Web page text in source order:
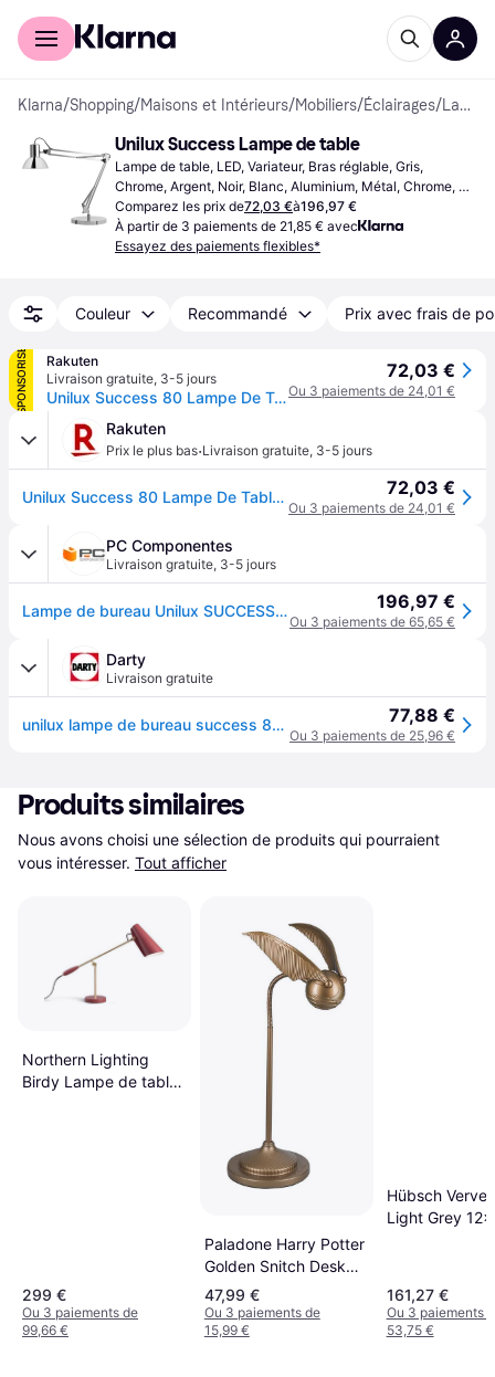
Acheter avec Klarna
Klarna/Shopping/Maisons et Intérieurs/Mobiliers/Éclairages/ Lampes de table
Unilux Success Lampe de table
Lampe de table, LED, Variateur, Bras réglable, Gris,
Chrome, Argent, Noir, Blanc, Aluminium, Métal, Chrome,
Acier, Classe IP: IP20, Douille de Lampe: E27
Comparez les prix de72,03 €à196,97 €
À partir de 3 paiements de 21,85 € avec
Essayez des paiements flexibles*
Couleur Recommandé Prix avec frais de
SPONSORISÉ
Rakuten
Livraison gratuite, 3-5 jours
Unilux Success 80 Lampe De Table E27 Led F Noir
72,03 €
Ou 3 paiements de 24,01 €
Rakuten
Prix le plus bas·Livraison gratuite, 3-5 jours
Unilux Success 80 Lampe De Table E27 Led F Noir 72,03 €
Ou 3 paiements de 24,01 €
PC Componentes
Livraison gratuite, 3-5 jours
Lampe de bureau Unilux SUCCESS 80 LED 10W E27 Chrome Alu Acier 196,97 €
Ou 3 paiements de 65,65 €
Darty
Livraison gratuite
unilux lampe de bureau success 80, pince/socle, noir noir 77,88 €
Ou 3 paiements de 25,96 €
Produits similaires
Nous avons choisi une sélection de produits qui pourraient
vous intéresser. Tout afficher
Northern Lighting
Birdy Lampe de table
299 €
Ou 3 paiements de
99,66 €
Paladone Harry Potter
Golden Snitch Desk
Lamp Lampe de table
40cm
47,99 €
Ou 3 paiements de
15,99 €
Hübsch Verve
Light Grey
161,27 €
Ou 3 paiements
53,75 €